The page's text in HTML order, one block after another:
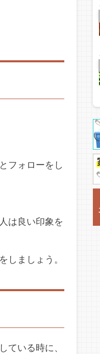
フォローをし
は良い印象を
しましょう。
ている時に、